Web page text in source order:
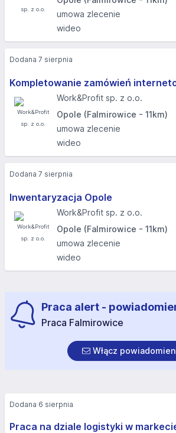
umowa zlecenie
wideo
Kompletowanie zamówień
Work&Profit sp. z o.o.
Opole (Falmirowice - 11km)
umowa zlecenie
wideo
Dodana 7 sierpnia
Inwentaryzacja Opole
Work&Profit sp. z o.o.
Opole (Falmirowice - 11km)
umowa zlecenie
wideo
Dodana 7 sierpnia
Praca alert -
Praca Falmirowice
Włącz
Praca na dziale logistyki w
Dodana 6 sierpnia